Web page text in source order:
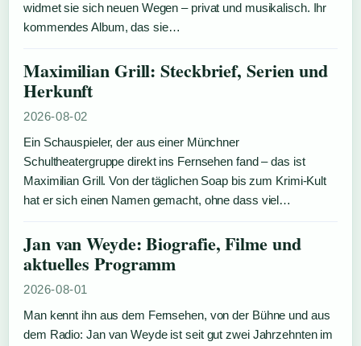
widmet sie sich neuen Wegen – privat und musikalisch. Ihr
kommendes Album, das sie…
Maximilian Grill: Steckbrief, Serien und
Herkunft
2026-08-02
Ein Schauspieler, der aus einer Münchner
Schultheatergruppe direkt ins Fernsehen fand – das ist
Maximilian Grill. Von der täglichen Soap bis zum Krimi-Kult
hat er sich einen Namen gemacht, ohne dass viel…
Jan van Weyde: Biografie, Filme und
aktuelles Programm
2026-08-01
Man kennt ihn aus dem Fernsehen, von der Bühne und aus
dem Radio: Jan van Weyde ist seit gut zwei Jahrzehnten im